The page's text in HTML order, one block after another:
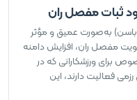
ثبات مفصل ران
به‌صورت عمیق و مؤثر
مفصل ران، افزایش دامنه
برای ورزشکارانی که در
فعالیت دارند، این